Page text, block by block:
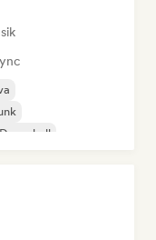
Dancehall